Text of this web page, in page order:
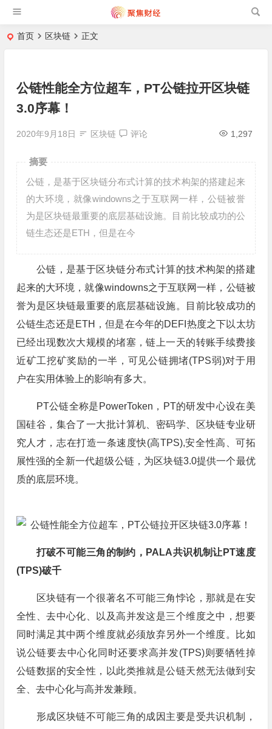
首页 区块链 正文
公链性能全方位超车，PT公链拉开区块链
3.0序幕！
2020年9月18日 区块链 评论 1,297
摘要
公链，是基于区块链分布式计算的技术构架的搭建起来
的大环境，就像windowns之于互联网一样，公链被誉
为是区块链最重要的底层基础设施。目前比较成功的公
链生态还是ETH，但是在今
公链，是基于区块链分布式计算的技术构架的搭建
起来的大环境，就像windowns之于互联网一样，公链被
誉为是区块链最重要的底层基础设施。目前比较成功的
公链生态还是ETH，但是在今年的DEFI热度之下以太坊
已经出现数次大规模的堵塞，链上一天的转账手续费接
近矿工挖矿奖励的一半，可见公链拥堵(TPS弱)对于用
户在实用体验上的影响有多大。
PT公链全称是PowerToken，PT的研发中心设在美
国硅谷，集合了一大批计算机、密码学、区块链专业研
究人才，志在打造一条速度快(高TPS),安全性高、可拓
展性强的全新一代超级公链，为区块链3.0提供一个最优
质的底层环境。
打破不可能三角的制约，PALA共识机制让PT速度
(TPS)破千
区块链有一个很著名不可能三角悖论，那就是在安
全性、去中心化、以及高并发这是三个维度之中，想要
同时满足其中两个维度就必须放弃另外一个维度。比如
说公链要去中心化同时还要求高并发(TPS)则要牺牲掉
公链数据的安全性，以此类推就是公链天然无法做到安
全、去中心化与高并发兼顾。
形成区块链不可能三角的成因主要是受共识机制，